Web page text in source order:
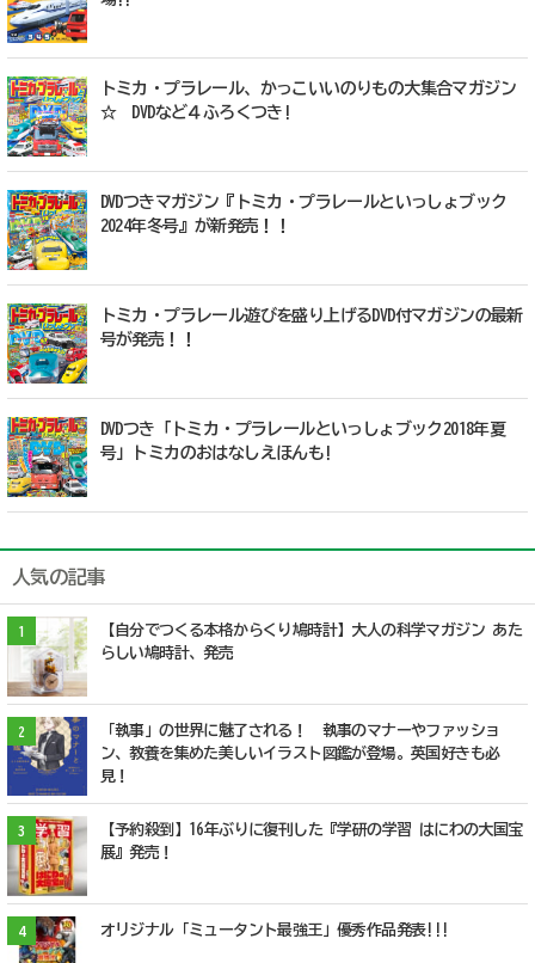
トミカ・プラレール、かっこいいのりもの大集合マガジン
☆ DVDなど４ふろくつき!
DVDつきマガジン『トミカ・プラレールといっしょブック
2024年冬号』が新発売！！
トミカ・プラレール遊びを盛り上げるDVD付マガジンの最新
号が発売！！
DVDつき「トミカ・プラレールといっしょブック2018年夏
号」トミカのおはなしえほんも!
人気の記事
1
【自分でつくる本格からくり鳩時計】大人の科学マガジン あた
らしい鳩時計、発売
2
「執事」の世界に魅了される！ 執事のマナーやファッショ
ン、教養を集めた美しいイラスト図鑑が登場。英国好きも必
見！
3
【予約殺到】16年ぶりに復刊した『学研の学習 はにわの大国宝
展』発売！
4 オリジナル「ミュータント最強王」優秀作品発表!!!